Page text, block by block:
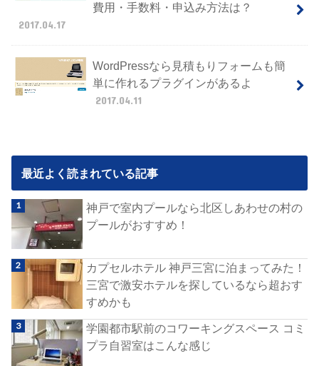
費用・手数料・申込み方法は？
2017.04.17
WordPressなら見積もりフォームも簡
単に作れるプラグインがあるよ
2017.04.11
最近よく読まれている記事
神戸で室内プールなら北区しあわせの村の
プールがおすすめ！
カプセルホテル 神戸三宮に泊まってみた！
三宮で激安ホテルを探しているなら超おす
すめかも
学園都市駅前のコワーキングスペース コミ
プラ自習室はこんな感じ